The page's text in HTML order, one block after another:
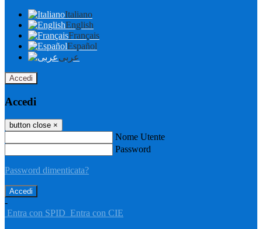
Italiano
English
Français
Español
عربى
Accedi
Accedi
button close ×
Nome Utente
Password
Password dimenticata?
-
Entra con SPID Entra con CIE